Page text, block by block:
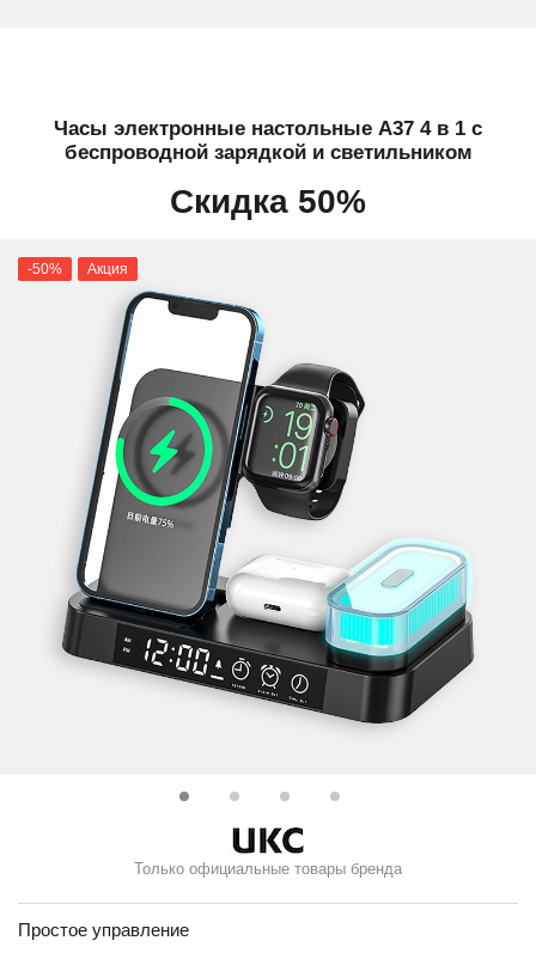
Часы электронные настольные A37 4 в 1 с
беспроводной зарядкой и светильником
Скидка 50%
-50% Акция
Только официальные товары бренда
Простое управление